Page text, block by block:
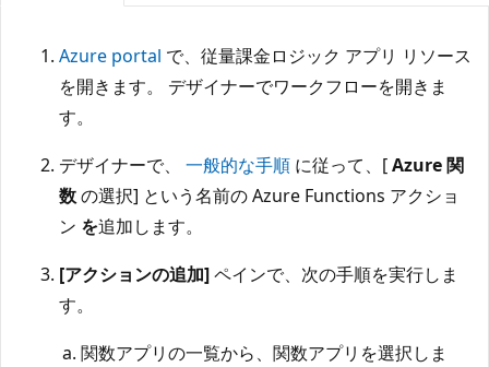
Azure portal で、従量課金ロジック アプリ リソース
を開きます。 デザイナーでワークフローを開きま
す。
デザイナーで、 一般的な手順 に従って、[Azure 関
数の選択] という名前の Azure Functions アクショ
ン を追加します。
[アクションの追加]ペインで、次の手順を実行しま
す。
関数アプリの一覧から、関数アプリを選択しま